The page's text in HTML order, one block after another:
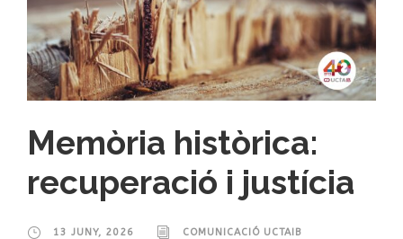
Memòria històrica:
recuperació i justícia
13 JUNY, 2026 COMUNICACIÓ UCTAIB